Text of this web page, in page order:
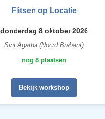
Flitsen op Locatie
donderdag 8 oktober 2026
Sint Agatha (Noord Brabant)
nog 8 plaatsen
Bekijk workshop